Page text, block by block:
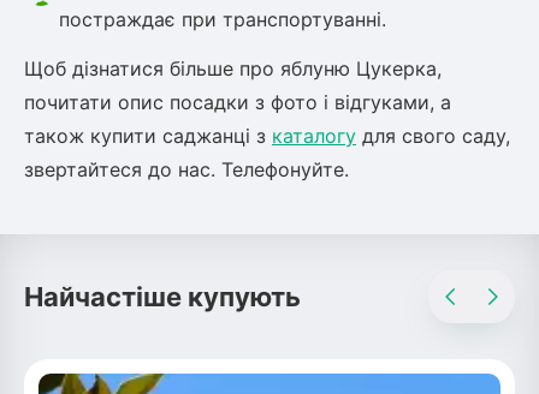
постраждає при транспортуванні.
Щоб дізнатися більше про яблуню Цукерка,
почитати опис посадки з фото і відгуками, а
також купити саджанці з каталогу для свого саду,
звертайтеся до нас. Телефонуйте.
Найчастіше купують